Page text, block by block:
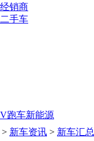
经销商
二手车
跑车新能源
> 新车资讯 > 新车汇总